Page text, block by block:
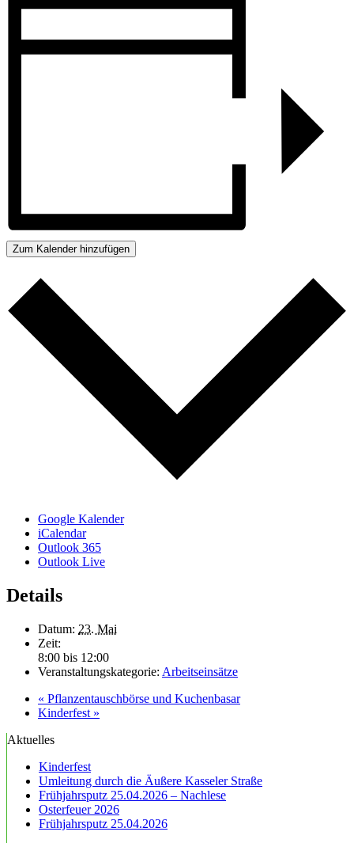
Zum Kalender hinzufügen
Google Kalender
iCalendar
Outlook 365
Outlook Live
Details
Datum: 23. Mai
Zeit:
8:00 bis 12:00
Veranstaltungskategorie: Arbeitseinsätze
« Pflanzentauschbörse und Kuchenbasar
Kinderfest »
Aktuelles
Kinderfest
Umleitung durch die Äußere Kasseler Straße
Frühjahrsputz 25.04.2026 – Nachlese
Osterfeuer 2026
Frühjahrsputz 25.04.2026